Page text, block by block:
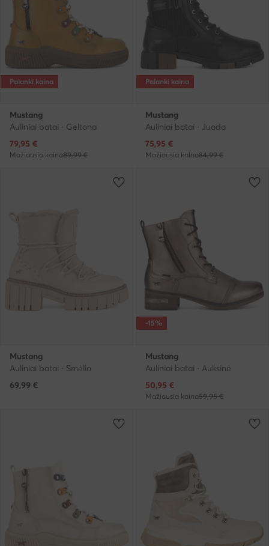
Palanki kaina
Mustang
Auliniai batai · Geltona
Dabartinė kaina
79,95 €
Mažiausia kaina89,99 €
Palanki kaina
Mustang
Auliniai batai · Juoda
Dabartinė kaina
75,95 €
Mažiausia kaina84,99 €
Mustang
Auliniai batai · Smėlio
69,99 €
-15%
Mustang
Auliniai batai · Auksinė
Dabartinė kaina
50,95 €
Mažiausia kaina59,95 €